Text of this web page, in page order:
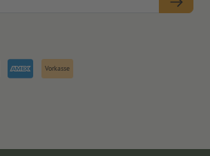
Vorkasse